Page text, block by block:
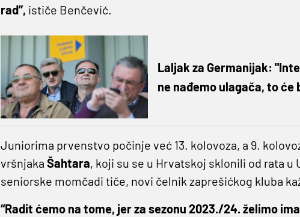
rad”, ističe Benčević.
Laljak za Germanijak:
ne nađemo ulagača, to će
Juniorima prvenstvo počinje već 13. kolovoza, a 9.
vršnjaka Šahtara, koji su se u Hrvatskoj sklonili od rata u
seniorske momčadi tiče, novi čelnik zaprešićkog kluba
“Radit ćemo na tome, jer za sezonu 2023./24. želimo